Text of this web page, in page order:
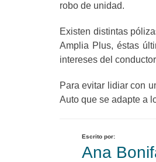
robo de unidad.
Existen distintas
Amplia Plus, éstas
intereses del
Para evitar lidiar con
Auto que se adapte a
Escrito por:
Ana